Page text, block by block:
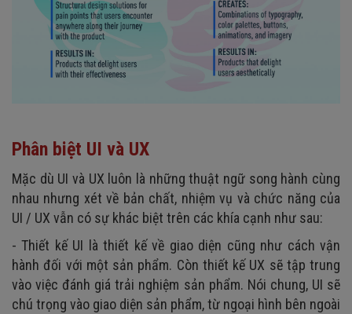
Phân biệt UI và UX
Mặc dù UI và UX luôn là những thuật ngữ song hành cùng
nhau nhưng xét về bản chất, nhiệm vụ và chức năng của
UI / UX vẫn có sự khác biệt trên các khía cạnh như sau:
- Thiết kế UI là thiết kế về giao diện cũng như cách vận
hành đối với một sản phẩm. Còn thiết kế UX sẽ tập trung
vào việc đánh giá trải nghiệm sản phẩm. Nói chung, UI sẽ
chú trọng vào giao diện sản phẩm, từ ngoại hình bên ngoài